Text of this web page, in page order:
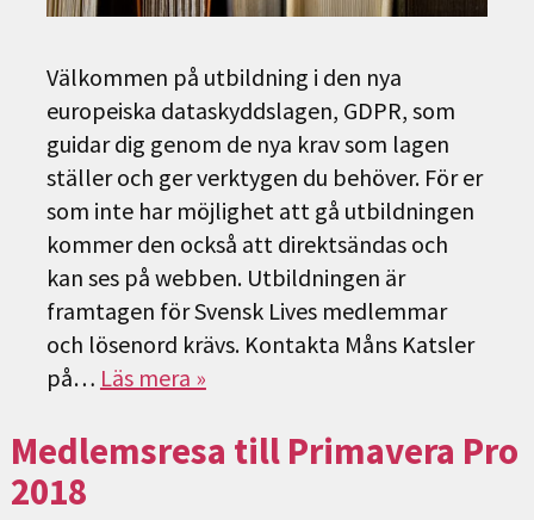
Välkommen på utbildning i den nya
europeiska dataskyddslagen, GDPR, som
guidar dig genom de nya krav som lagen
ställer och ger verktygen du behöver. För er
som inte har möjlighet att gå utbildningen
kommer den också att direktsändas och
kan ses på webben. Utbildningen är
framtagen för Svensk Lives medlemmar
och lösenord krävs. Kontakta Måns Katsler
på… Läs mera »
Medlemsresa till Primavera Pro
2018